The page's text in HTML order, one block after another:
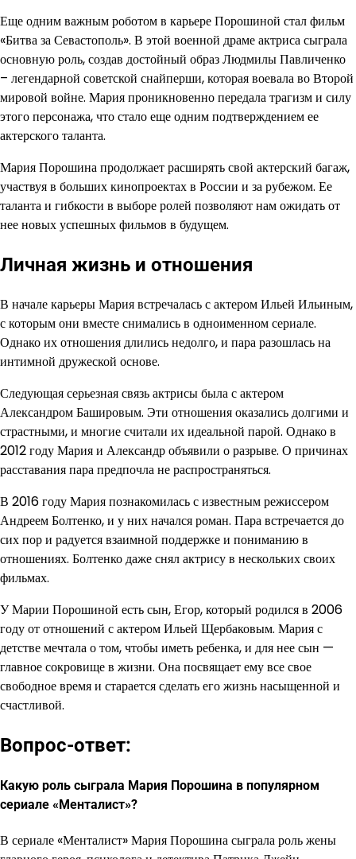
Еще одним важным роботом в карьере Порошиной стал фильм
«Битва за Севастополь». В этой военной драме актриса сыграла
основную роль, создав достойный образ Людмилы Павличенко
– легендарной советской снайперши, которая воевала во Второй
мировой войне. Мария проникновенно передала трагизм и силу
этого персонажа, что стало еще одним подтверждением ее
актерского таланта.
Мария Порошина продолжает расширять свой актерский багаж,
участвуя в больших кинопроектах в России и за рубежом. Ее
таланта и гибкости в выборе ролей позволяют нам ожидать от
нее новых успешных фильмов в будущем.
Личная жизнь и отношения
В начале карьеры Мария встречалась с актером Ильей Ильиным,
с которым они вместе снимались в одноименном сериале.
Однако их отношения длились недолго, и пара разошлась на
интимной дружеской основе.
Следующая серьезная связь актрисы была с актером
Александром Башировым. Эти отношения оказались долгими и
страстными, и многие считали их идеальной парой. Однако в
2012 году Мария и Александр объявили о разрыве. О причинах
расставания пара предпочла не распространяться.
В 2016 году Мария познакомилась с известным режиссером
Андреем Болтенко, и у них начался роман. Пара встречается до
сих пор и радуется взаимной поддержке и пониманию в
отношениях. Болтенко даже снял актрису в нескольких своих
фильмах.
У Марии Порошиной есть сын, Егор, который родился в 2006
году от отношений с актером Ильей Щербаковым. Мария с
детстве мечтала о том, чтобы иметь ребенка, и для нее сын —
главное сокровище в жизни. Она посвящает ему все свое
свободное время и старается сделать его жизнь насыщенной и
счастливой.
Вопрос-ответ:
Какую роль сыграла Мария Порошина в популярном
сериале «Менталист»?
В сериале «Менталист» Мария Порошина сыграла роль жены